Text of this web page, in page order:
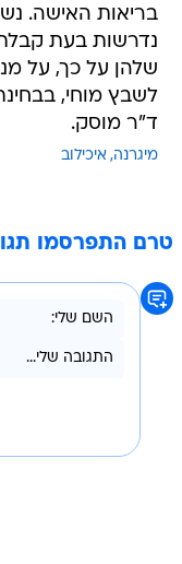
בריאות האישה.
נדרשות בעת
שלהן על כך, על
לשבץ מוחי,
ד"ר מוסק.
מיגרנה איכילוב
טרם התפרסמו